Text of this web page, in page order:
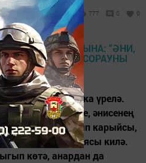
777 0 0
һаман яктылыкка үрелә.
белән күрәсе, әнисенең
тутырып-тутырып карыйсы,
бар, шулай тоясы килә.
көтә, анардан да